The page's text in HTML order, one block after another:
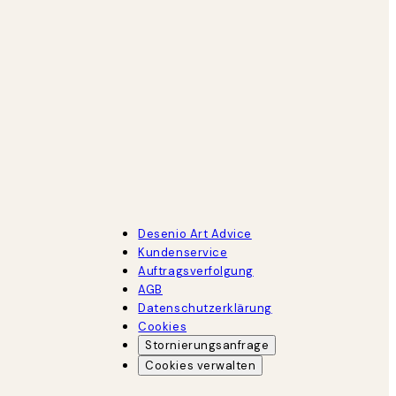
Desenio Art Advice
Kundenservice
Auftragsverfolgung
AGB
Datenschutzerklärung
Cookies
Stornierungsanfrage
Cookies verwalten